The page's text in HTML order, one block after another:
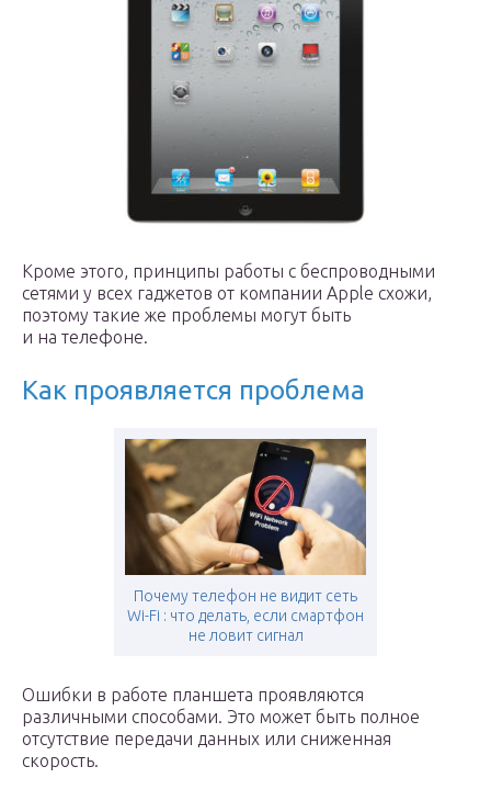
Кроме этого, принципы работы с беспроводными
сетями у всех гаджетов от компании Apple схожи,
поэтому такие же проблемы могут быть
и на телефоне.
Как проявляется проблема
Почему телефон не видит сеть
Wi-Fi : что делать, если смартфон
не ловит сигнал
Ошибки в работе планшета проявляются
различными способами. Это может быть полное
отсутствие передачи данных или сниженная
скорость.